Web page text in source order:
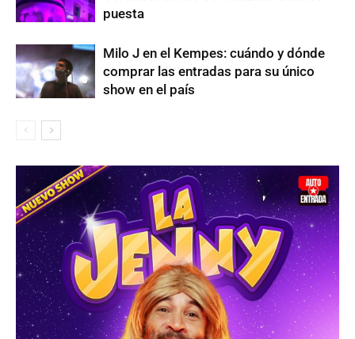
puesta
Milo J en el Kempes: cuándo y dónde
comprar las entradas para su único
show en el país